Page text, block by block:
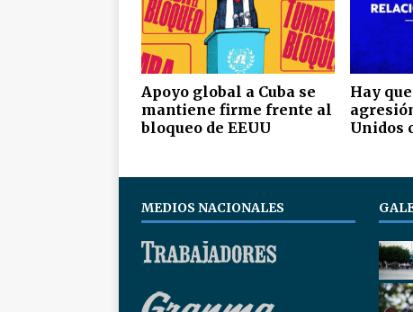
Apoyo global a Cuba se
mantiene firme frente al
bloqueo de EEUU
Hay
Unidos
MEDIOS NACIONALES